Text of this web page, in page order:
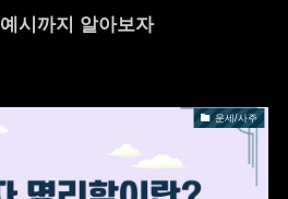
시까지 알아보자
운세/사주